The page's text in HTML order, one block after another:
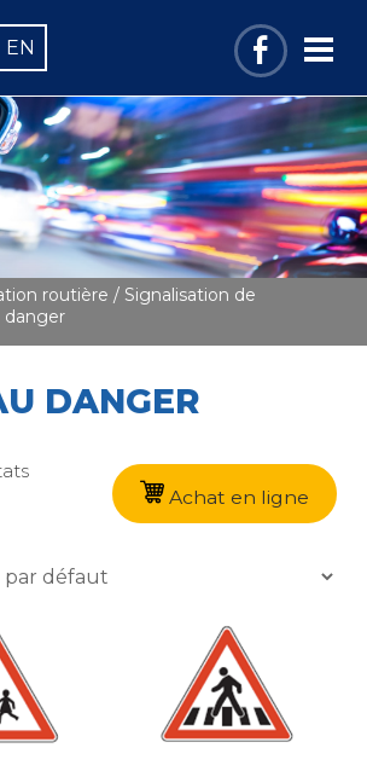
EN
routière / Signalisation de
danger
DANGER
Achat en ligne